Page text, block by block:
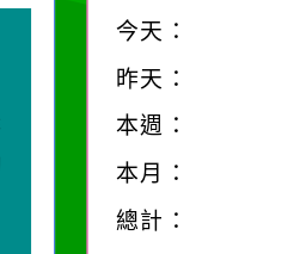
今天：
昨天：
本週：
本月：
總計：